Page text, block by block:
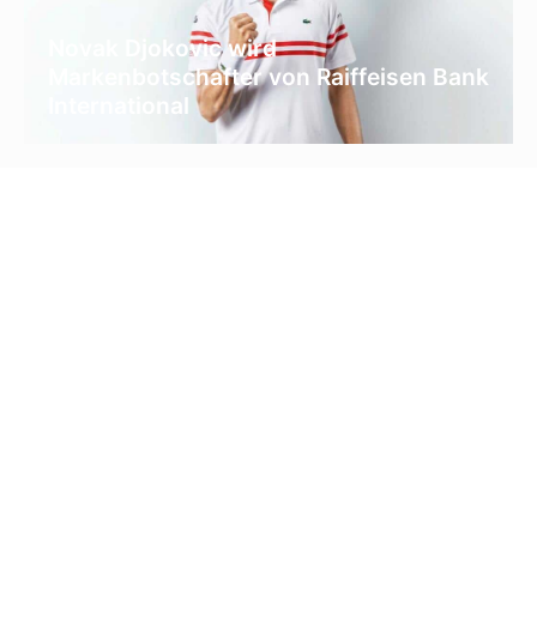
Novak Djokovic wird
Markenbotschafter von Raiffeisen Bank
International